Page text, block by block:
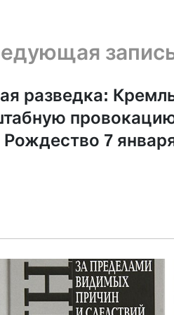
разведка:
Рождество 7